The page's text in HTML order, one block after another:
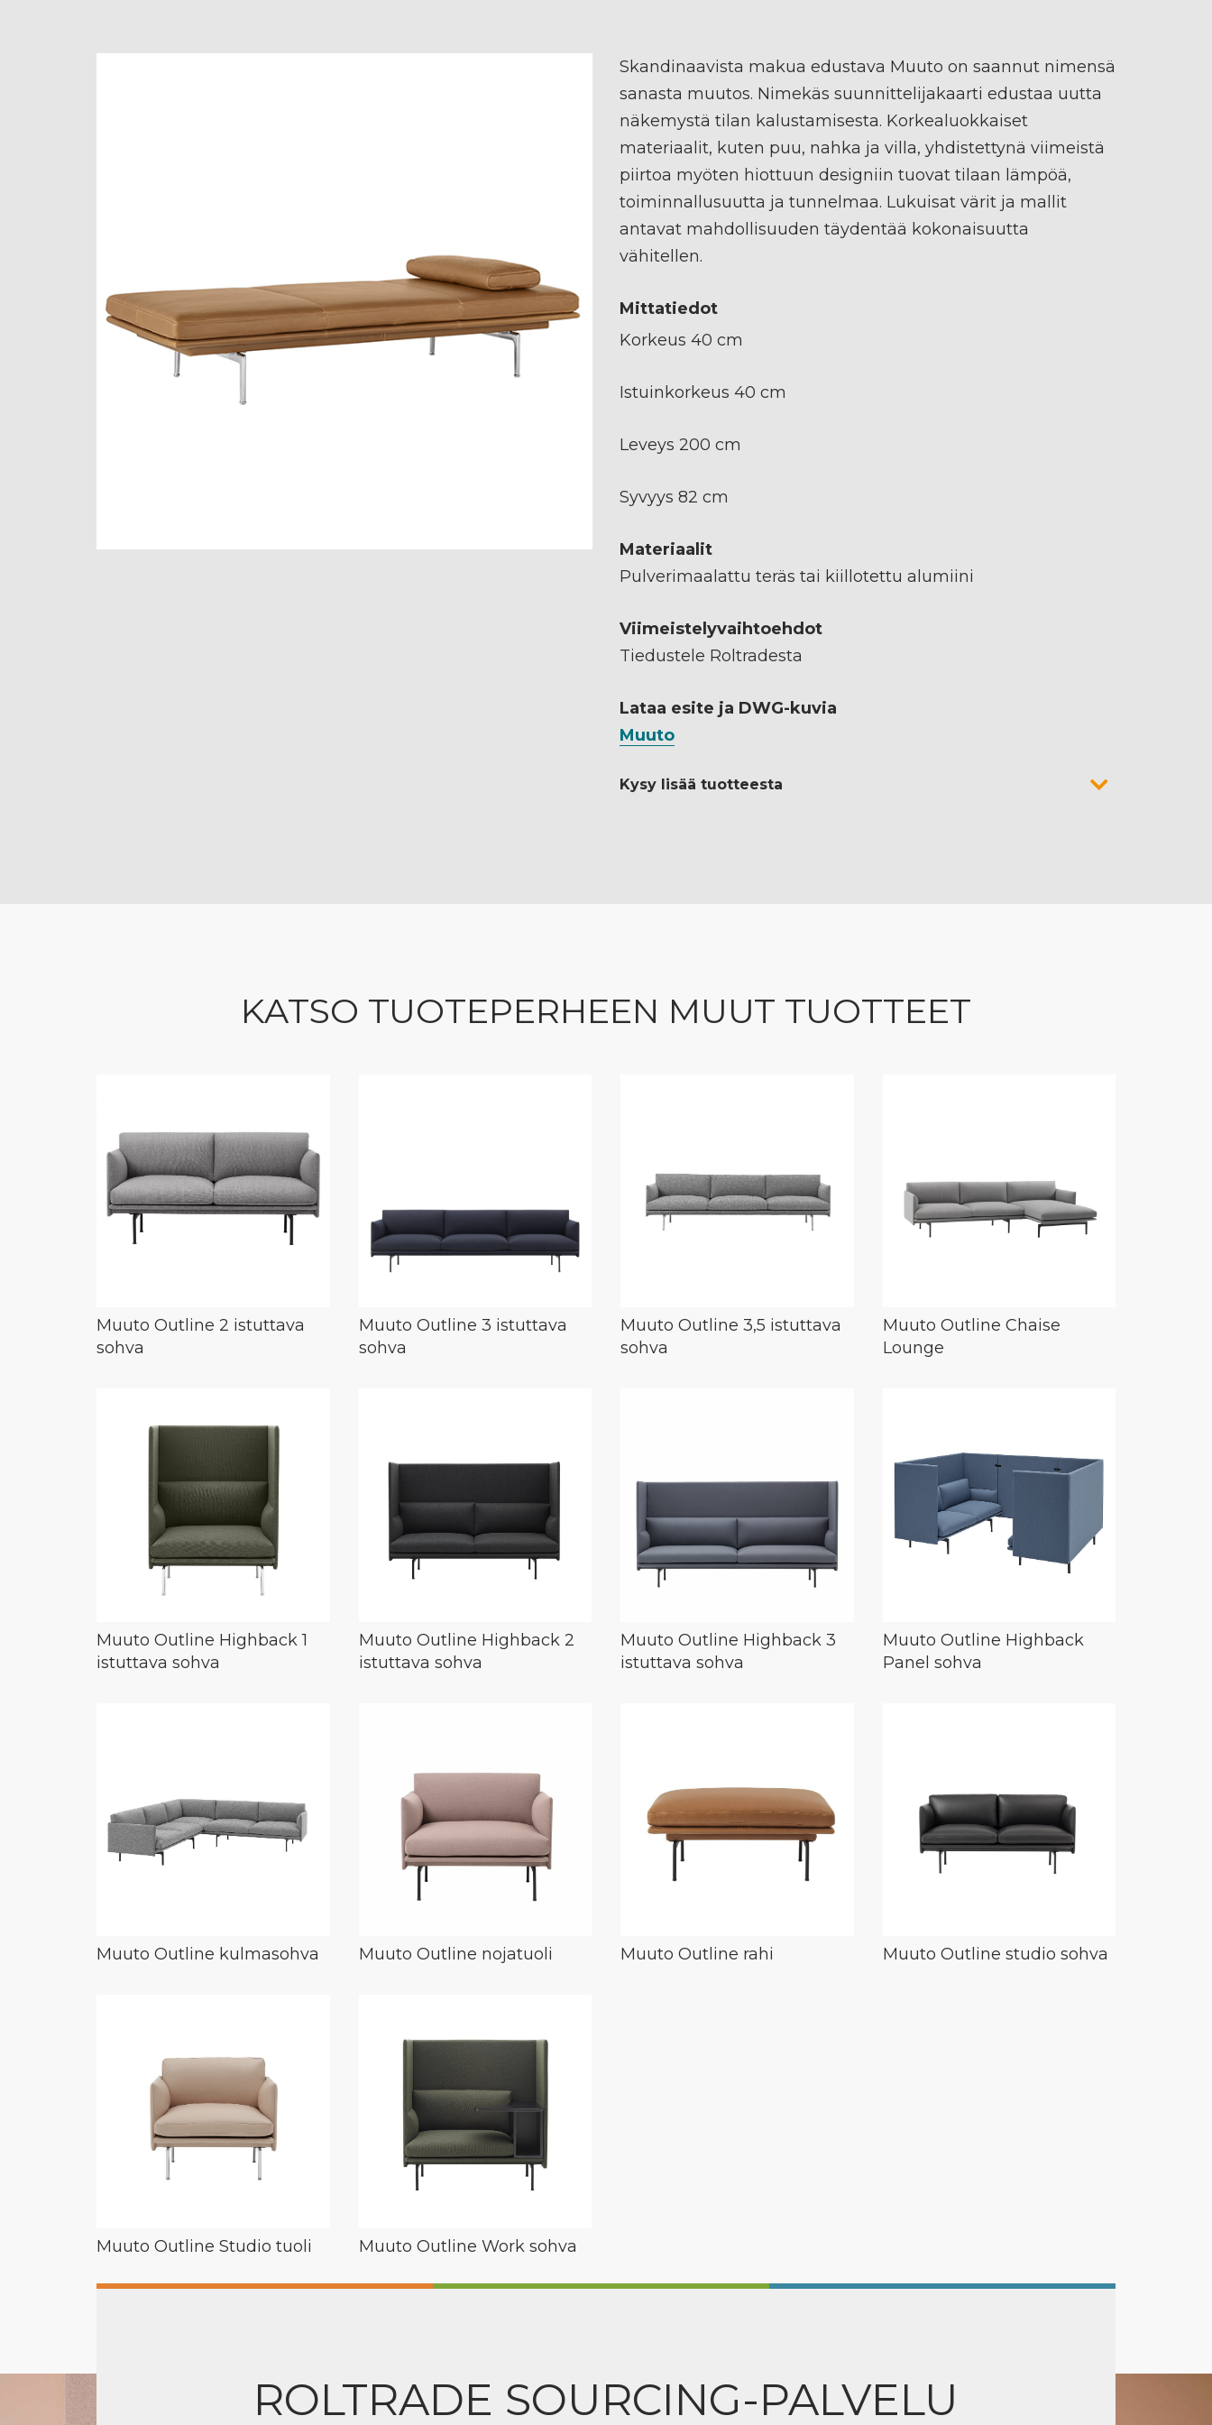
Skandinaavista makua edustava Muuto on saannut nimensä
sanasta muutos. Nimekäs suunnittelijakaarti edustaa uutta
näkemystä tilan kalustamisesta. Korkealuokkaiset
materiaalit, kuten puu, nahka ja villa, yhdistettynä viimeistä
piirtoa myöten hiottuun designiin tuovat tilaan lämpöä,
toiminnallusuutta ja tunnelmaa. Lukuisat värit ja mallit
antavat mahdollisuuden täydentää kokonaisuutta
vähitellen.
Mittatiedot
Korkeus 40 cm
Istuinkorkeus 40 cm
Leveys 200 cm
Syvyys 82 cm
Materiaalit
Pulverimaalattu teräs tai kiillotettu alumiini
Viimeistelyvaihtoehdot
Tiedustele Roltradesta
Lataa esite ja DWG-kuvia
Muuto
Kysy lisää tuotteesta
KATSO TUOTEPERHEEN MUUT TUOTTEET
Muuto Outline 2 istuttava
sohva
Muuto Outline 3 istuttava
sohva
Muuto Outline 3,5 istuttava
sohva
Muuto Outline Chaise
Lounge
Muuto Outline Highback 1
istuttava sohva
Muuto Outline Highback 2
istuttava sohva
Muuto Outline Highback 3
istuttava sohva
Muuto Outline Highback
Panel sohva
Muuto Outline kulmasohva Muuto Outline nojatuoli Muuto Outline rahi Muuto Outline studio sohva
Muuto Outline Studio tuoli Muuto Outline Work sohva
ROLTRADE SOURCING-PALVELU